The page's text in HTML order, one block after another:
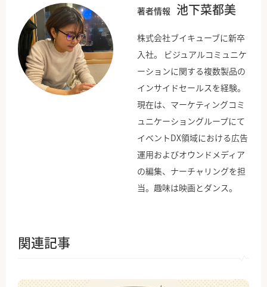
著者情報 池下菜都美
株式会社ブイキューブに新卒
入社。 ビジュアルコミュニケ
ーションに関する複数製品の
インサイドセールスを経験。
現在は、マーケティングコミ
ュニケーショングループにて
イベントDX領域における広告
運用およびオウンドメディア
の編集、ナーチャリングを担
当。趣味は映画とダンス。
関連記事